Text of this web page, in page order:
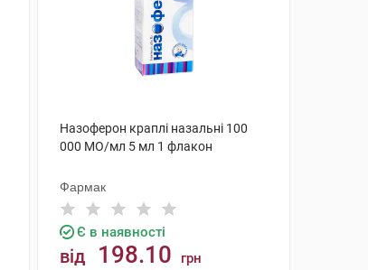
Назоферон краплі назальні 100
000 МО/мл 5 мл 1 флакон
Фармак
Є в наявності
від 198.10 грн